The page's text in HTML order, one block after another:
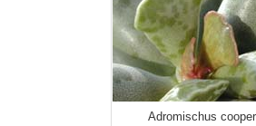
Adromischus